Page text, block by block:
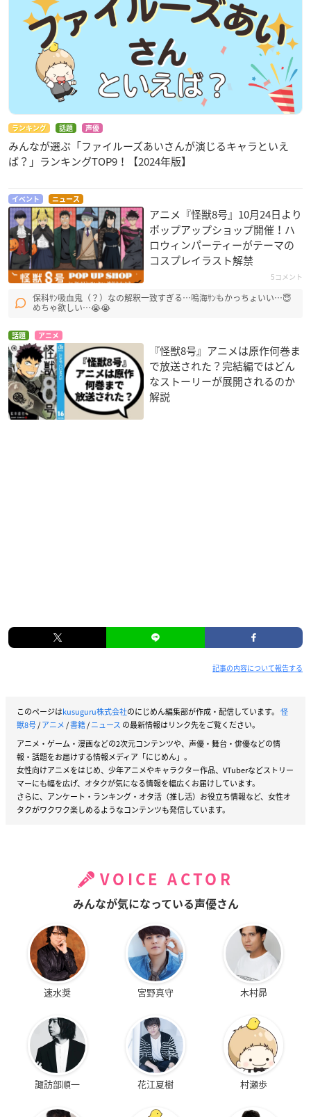
ランキング 話題 声優
みんなが選ぶ「ファイルーズあいさんが演じるキャラといえ
ば？」ランキングTOP9！【2024年版】
イベント ニュース
アニメ『怪獣8号』10月24日より
ポップアップショップ開催！ハ
ロウィンパーティーがテーマの
コスプレイラスト解禁
5コメント
保科ｻﾝ吸血鬼（？）なの解釈一致すぎる…鳴海ｻﾝもかっちょいい…😇
めちゃ欲しい…😭😭
話題 アニメ
『怪獣8号』アニメは原作何巻ま
で放送された？完結編ではどん
なストーリーが展開されるのか
解説
記事の内容について報告する
このページはkusuguru株式会社のにじめん編集部が作成・配信しています。 怪
獣8号/アニメ/書籍/ニュース の最新情報はリンク先をご覧ください。
アニメ・ゲーム・漫画などの2次元コンテンツや、声優・舞台・俳優などの情
報・話題をお届けする情報メディア「にじめん」。
女性向けアニメをはじめ、少年アニメやキャラクター作品、VTuberなどストリー
マーにも幅を広げ、オタクが気になる情報を幅広くお届けしています。
さらに、アンケート・ランキング・オタ活（推し活）お役立ち情報など、女性オ
タクがワクワク楽しめるようなコンテンツも発信しています。
VOICE ACTOR
みんなが気になっている声優さん
速水奨 宮野真守 木村昴
諏訪部順一 花江夏樹 村瀬歩